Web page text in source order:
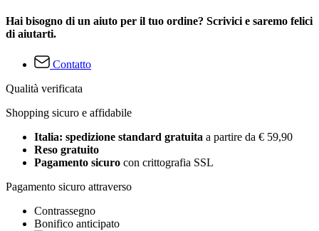
Hai bisogno di un aiuto per il tuo ordine? Scrivici e saremo felici
di aiutarti.
Contatto
Qualità verificata
Shopping sicuro e affidabile
Italia: spedizione standard gratuita a partire da € 59,90
Reso gratuito
Pagamento sicuro con crittografia SSL
Pagamento sicuro attraverso
Contrassegno
Bonifico anticipato